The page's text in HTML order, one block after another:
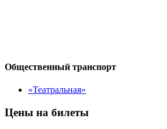
Общественный транспорт
«Театральная»
Цены на билеты